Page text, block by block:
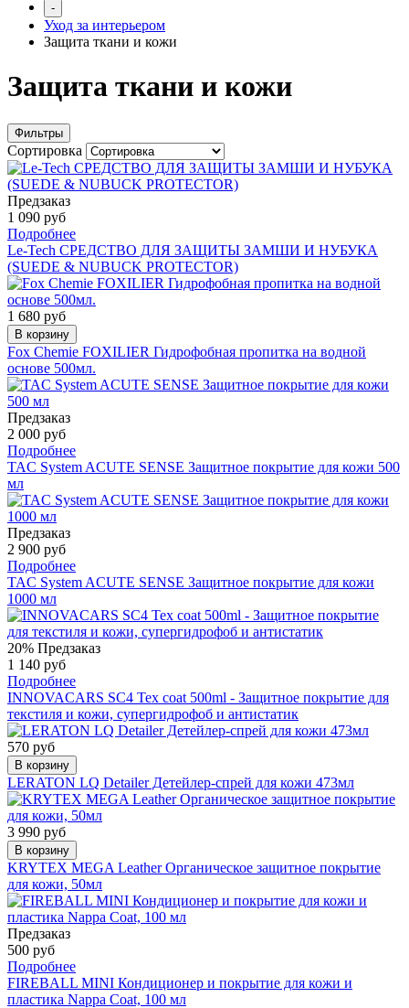
-
Уход за интерьером
Защита ткани и кожи
Защита ткани и кожи
Фильтры
Сортировка
Предзаказ
1 090 руб
Подробнее
Le-Tech СРЕДСТВО ДЛЯ ЗАЩИТЫ ЗАМШИ И НУБУКА
(SUEDE & NUBUCK PROTECTOR)
1 680 руб
В корзину
Fox Chemie FOXILIER Гидрофобная пропитка на водной
основе 500мл.
Предзаказ
2 000 руб
Подробнее
TAC System ACUTE SENSE Защитное покрытие для кожи 500
мл
Предзаказ
2 900 руб
Подробнее
TAC System ACUTE SENSE Защитное покрытие для кожи
1000 мл
20% Предзаказ
1 140 руб
Подробнее
INNOVACARS SC4 Tex coat 500ml - Защитное покрытие для
текстиля и кожи, супергидрофоб и антистатик
570 руб
В корзину
LERATON LQ Detailer Детейлер-спрей для кожи 473мл
3 990 руб
В корзину
KRYTEX MEGA Leather Органическое защитное покрытие
для кожи, 50мл
Предзаказ
500 руб
Подробнее
FIREBALL MINI Кондиционер и покрытие для кожи и
пластика Nappa Coat, 100 мл